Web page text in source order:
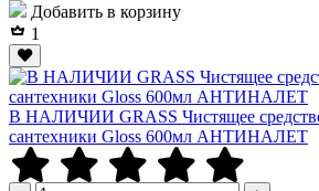
Добавить в корзину
1
В НАЛИЧИИ GRASS Чистящее
сантехники Gloss 600мл АНТИНАЛЕТ